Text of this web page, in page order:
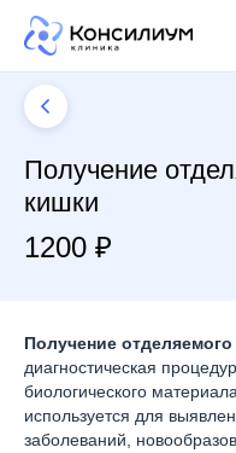
Получение
кишки
1200 ₽
Получение
диагностическая
биологического
используется для
заболеваний,